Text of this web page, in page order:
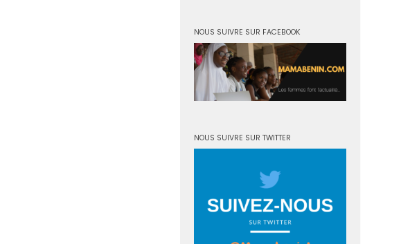
NOUS SUIVRE SUR FACEBOOK
NOUS SUIVRE SUR TWITTER